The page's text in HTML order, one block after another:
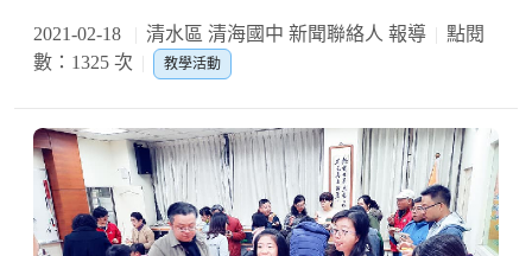
2021-02-18 清水區 清海國中 新聞聯絡人 報導
點閱
數：1325 次
教學活動